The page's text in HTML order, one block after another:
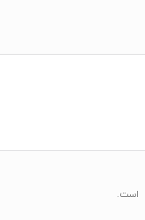
است.